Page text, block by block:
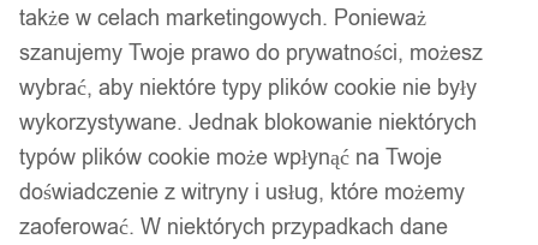
także w celach marketingowych. Ponieważ
szanujemy Twoje prawo do prywatności, możesz
wybrać, aby niektóre typy plików cookie nie były
wykorzystywane. Jednak blokowanie niektórych
typów plików cookie może wpłynąć na Twoje
doświadczenie z witryny i usług, które możemy
zaoferować. W niektórych przypadkach dane